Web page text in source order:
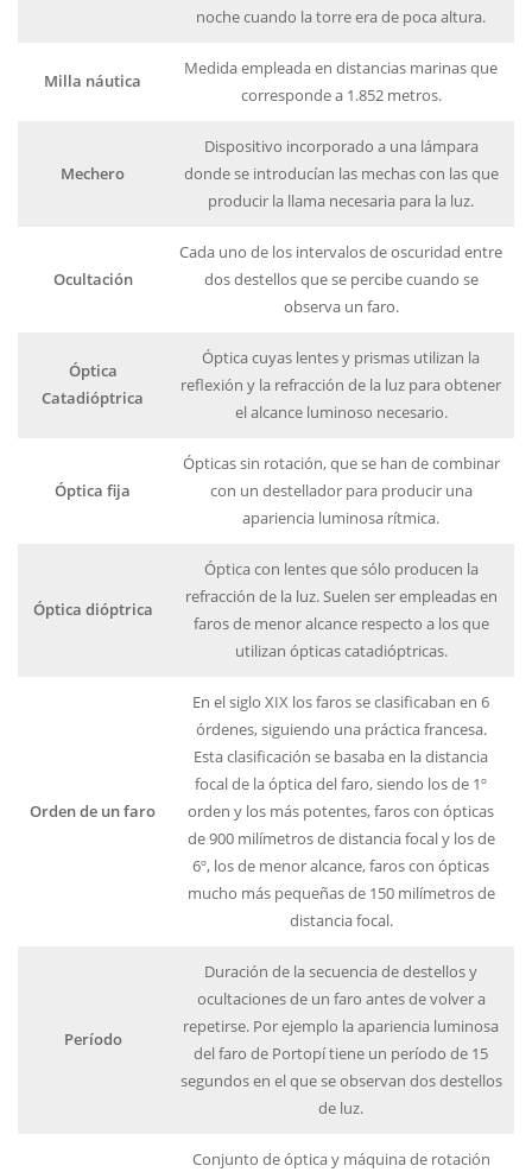
noche cuando la torre era de poca altura.
Milla náutica
Medida empleada en distancias marinas que
corresponde a 1.852 metros.
Mechero
Dispositivo incorporado a una lámpara
donde se introducían las mechas con las que
producir la llama necesaria para la luz.
Ocultación
Cada uno de los intervalos de oscuridad entre
dos destellos que se percibe cuando se
observa un faro.
Óptica
Catadióptrica
Óptica cuyas lentes y prismas utilizan la
reflexión y la refracción de la luz para obtener
el alcance luminoso necesario.
Óptica fija
Ópticas sin rotación, que se han de combinar
con un destellador para producir una
apariencia luminosa rítmica.
Óptica dióptrica
Óptica con lentes que sólo producen la
refracción de la luz. Suelen ser empleadas en
faros de menor alcance respecto a los que
utilizan ópticas catadióptricas.
Orden de un faro
En el siglo XIX los faros se clasificaban en 6
órdenes, siguiendo una práctica francesa.
Esta clasificación se basaba en la distancia
focal de la óptica del faro, siendo los de 1º
orden y los más potentes, faros con ópticas
de 900 milímetros de distancia focal y los de
6º, los de menor alcance, faros con ópticas
mucho más pequeñas de 150 milímetros de
distancia focal.
Período
Duración de la secuencia de destellos y
ocultaciones de un faro antes de volver a
repetirse. Por ejemplo la apariencia luminosa
del faro de Portopí tiene un período de 15
segundos en el que se observan dos destellos
de luz.
Conjunto de óptica y máquina de rotación